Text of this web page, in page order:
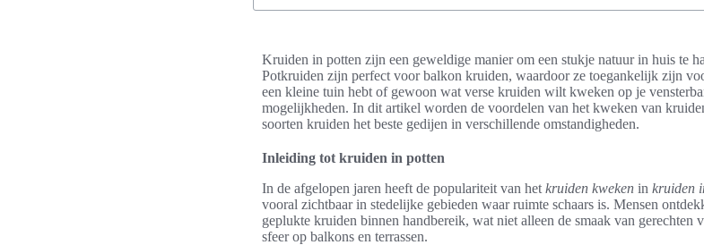
Kruiden in potten zijn een geweldige manier om een stukje natuur in huis te
Potkruiden zijn perfect voor balkon kruiden, waardoor ze toegankelijk zijn
een kleine tuin hebt of gewoon wat verse kruiden wilt kweken op je
mogelijkheden. In dit artikel worden de voordelen van het kweken van
soorten kruiden het beste gedijen in verschillende omstandigheden.
Inleiding tot kruiden in potten
In de afgelopen jaren heeft de populariteit van het kruiden kweken in kruiden
vooral zichtbaar in stedelijke gebieden waar ruimte schaars is. Mensen
geplukte kruiden binnen handbereik, wat niet alleen de smaak van gerechten
sfeer op balkons en terrassen.